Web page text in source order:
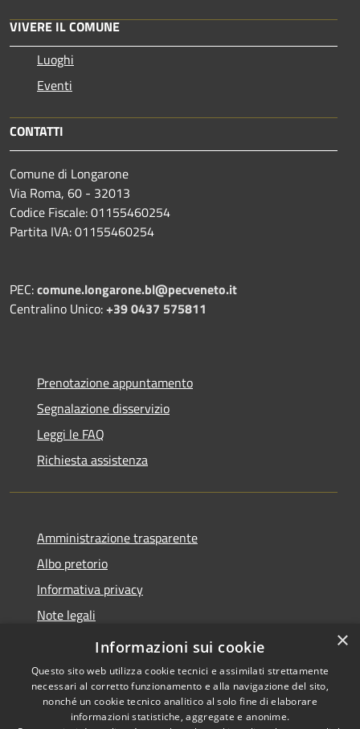
VIVERE IL COMUNE
Luoghi
Eventi
CONTATTI
Comune di Longarone
Via Roma, 60 - 32013
Codice Fiscale: 01155460254
Partita IVA: 01155460254
PEC:comune.longarone.bl@pecveneto.it
Centralino Unico:+39 0437 575811
Prenotazione appuntamento
Segnalazione disservizio
Leggi le FAQ
Richiesta assistenza
Amministrazione trasparente
Albo pretorio
Informativa privacy
Note legali
Dichiarazione di accessibilità
Copyright © 2026 • Comune di
×
Informazioni sui cookie
Questo sito web utilizza cookie tecnici e assimilati strettamente
necessari al corretto funzionamento e alla navigazione del sito,
nonché un cookie tecnico analitico al solo fine di elaborare
informazioni statistiche, aggregate e anonime.